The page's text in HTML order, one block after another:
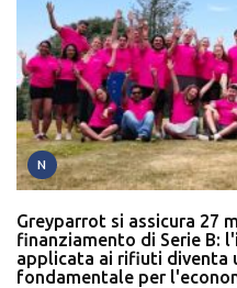
N
Greyparrot si assicura 27
finanziamento di Serie B:
applicata ai rifiuti diventa
fondamentale per